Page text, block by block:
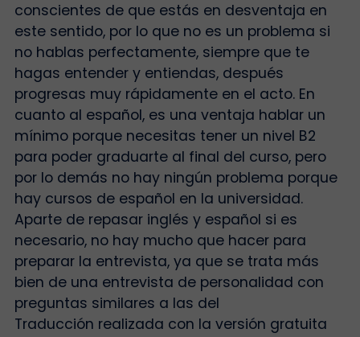
conscientes de que estás en desventaja en
este sentido, por lo que no es un problema si
no hablas perfectamente, siempre que te
hagas entender y entiendas, después
progresas muy rápidamente en el acto. En
cuanto al español, es una ventaja hablar un
mínimo porque necesitas tener un nivel B2
para poder graduarte al final del curso, pero
por lo demás no hay ningún problema porque
hay cursos de español en la universidad.
Aparte de repasar inglés y español si es
necesario, no hay mucho que hacer para
preparar la entrevista, ya que se trata más
bien de una entrevista de personalidad con
preguntas similares a las del
Traducción realizada con la versión gratuita